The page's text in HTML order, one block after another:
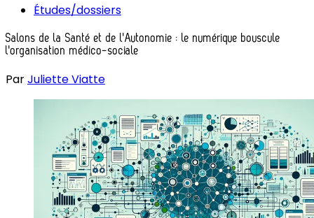
Études/dossiers
Salons de la Santé et de l'Autonomie : le numérique bouscule
l'organisation médico-sociale
ParJuliette Viatte